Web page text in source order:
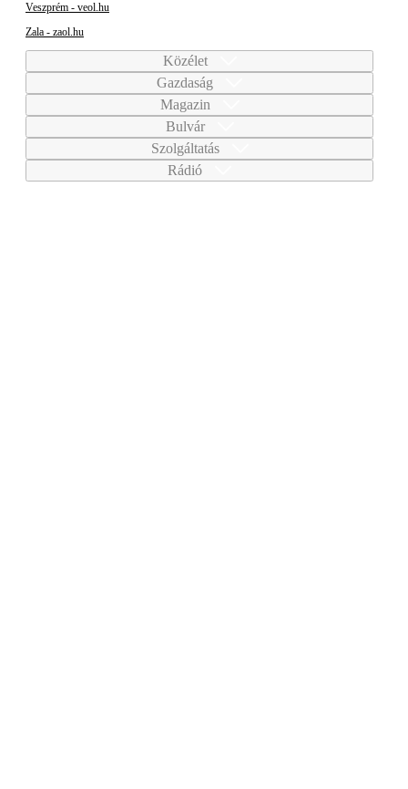
Veszprém - veol.hu
Zala - zaol.hu
Közélet
Gazdaság
Magazin
Bulvár
Szolgáltatás
Rádió